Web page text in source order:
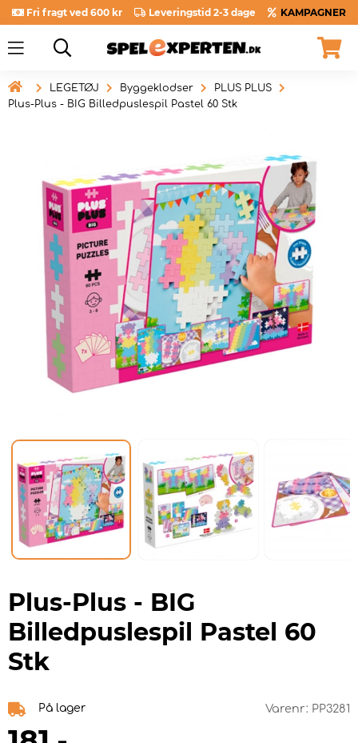
Fri fragt ved 600 kr Leveringstid 2-3 dage KAMPAGNER
 LEGETØJ Byggeklodser
PLUS PLUS
Plus-Plus - BIG Billedpuslespil Pastel 60 Stk
Plus-Plus - BIG
Billedpuslespil Pastel 60
Stk
På lager Varenr: PP3281